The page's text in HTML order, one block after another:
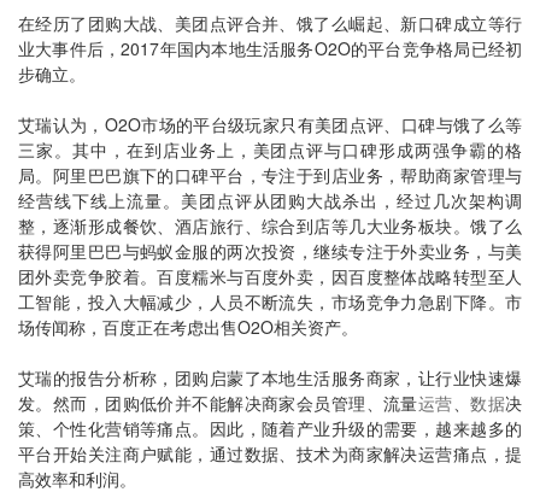
在经历了团购大战、美团点评合并、饿了么崛起、新口碑成立等行
业大事件后，2017年国内本地生活服务O2O的平台竞争格局已经初
步确立。
艾瑞认为，O2O市场的平台级玩家只有美团点评、口碑与饿了么等
三家。其中，在到店业务上，美团点评与口碑形成两强争霸的格
局。阿里巴巴旗下的口碑平台，专注于到店业务，帮助商家管理与
经营线下线上流量。美团点评从团购大战杀出，经过几次架构调
整，逐渐形成餐饮、酒店旅行、综合到店等几大业务板块。饿了么
获得阿里巴巴与蚂蚁金服的两次投资，继续专注于外卖业务，与美
团外卖竞争胶着。百度糯米与百度外卖，因百度整体战略转型至人
工智能，投入大幅减少，人员不断流失，市场竞争力急剧下降。市
场传闻称，百度正在考虑出售O2O相关资产。
艾瑞的报告分析称，团购启蒙了本地生活服务商家，让行业快速爆
发。然而，团购低价并不能解决商家会员管理、流量运营、数据决
策、个性化营销等痛点。因此，随着产业升级的需要，越来越多的
平台开始关注商户赋能，通过数据、技术为商家解决运营痛点，提
高效率和利润。